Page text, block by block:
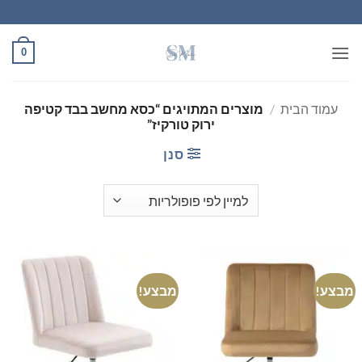
to
content
0
עמוד הבית / מוצרים המתויגים “כסא מחשב בבד קטיפה
ירוק טורקיז”
סנן
מבצע! מבצע!